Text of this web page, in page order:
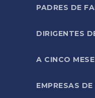
PADRES DE
DIRIGENTES
A CINCO
EMPRESAS